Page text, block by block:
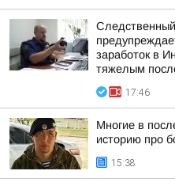
заработок в
тяжелым
17:46
Многие в
историю про
15:38